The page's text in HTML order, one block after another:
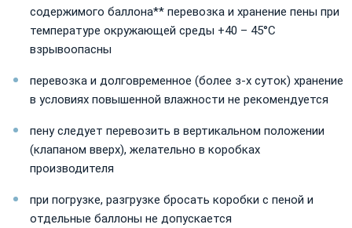
содержимого баллона** перевозка и хранение пены при
температуре окружающей среды +40 – 45°С
взрывоопасны
перевозка и долговременное (более з-х суток) хранение
в условиях повышенной влажности не рекомендуется
пену следует перевозить в вертикальном положении
(клапаном вверх), желательно в коробках
производителя
при погрузке, разгрузке бросать коробки с пеной и
отдельные баллоны не допускается